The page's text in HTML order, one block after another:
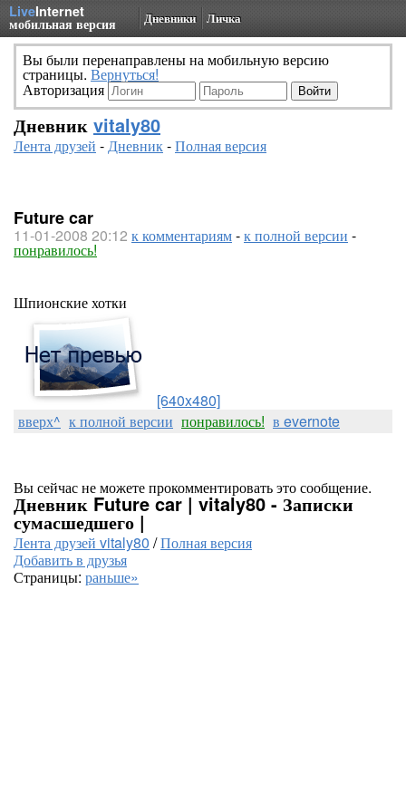
LiveInternet
мобильная версия Дневники Личка
Вы были перенаправлены на мобильную версию
страницы. Вернуться!
Авторизация
Дневник vitaly80
Лента друзей -Дневник-Полная версия
Future car
11-01-2008 20:12 к комментариям-к полной версии -
понравилось!
Шпионские хотки
[640x480]
вверх^ к полной версии понравилось! в evernote
Вы сейчас не можете прокомментировать это сообщение.
Дневник Future car | vitaly80 - Записки
сумасшедшего |
Лента друзей vitaly80 /Полная версия
Добавить в друзья
Страницы: раньше»